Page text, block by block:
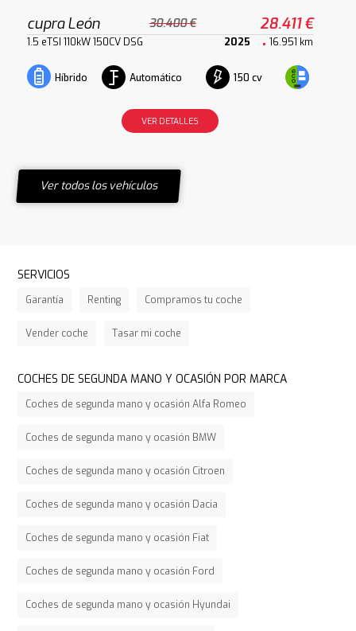
cupra León 30.400 € 28.411 €
1.5 eTSI 110kW 150CV DSG 2025 16.951 km
Híbrido Automático 150 cv
VER DETALLES
Ver todos los vehículos
SERVICIOS
Garantía Renting Compramos tu coche
Vender coche Tasar mi coche
COCHES DE SEGUNDA MANO Y OCASIÓN POR MARCA
Coches de segunda mano y ocasión Alfa Romeo
Coches de segunda mano y ocasión BMW
Coches de segunda mano y ocasión Citroen
Coches de segunda mano y ocasión Dacia
Coches de segunda mano y ocasión Fiat
Coches de segunda mano y ocasión Ford
Coches de segunda mano y ocasión Hyundai